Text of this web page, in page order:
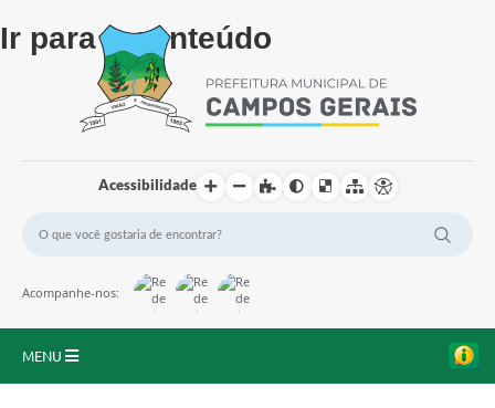
Ir para o conteúdo
Acessibilidade
Acompanhe-nos:
MENU